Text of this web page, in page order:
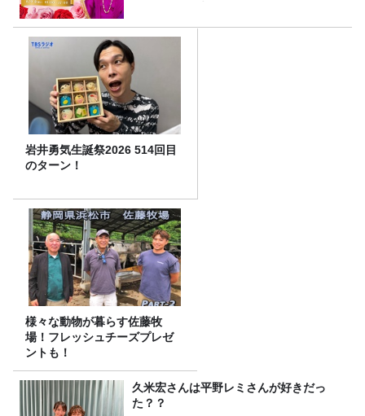
岩井勇気生誕祭2026 514回目
のターン！
様々な動物が暮らす佐藤牧
場！フレッシュチーズプレゼ
ントも！
久米宏さんは平野レミさんが好きだっ
た？？